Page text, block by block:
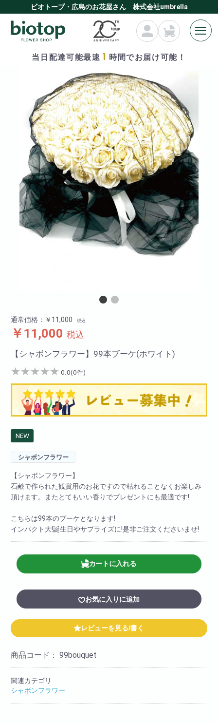
ビオトープ・広島のお花屋さん 株式会社umbrella
当日配達可能最速 1 時間でお届け可能！
通常価格：￥11,000 税込
￥11,000 税込
【シャボンフラワー】99本ブーケ(ホワイト)
★★★★★ 0.0(0件)
NEW
シャボンフラワー
【シャボンフラワー】
石鹸で作られた観賞用のお花ですので枯れることなくお楽しみ
頂けます。またとてもいい香りでプレゼントにも最適です!
こちらは99本のブーケとなります!
インパクト大!誕生日やサプライズに!是非ご注文くださいませ!
カートに入れる
お気に入りに追加
レビューを見る/書く
商品コード：99bouquet
関連カテゴリ
シャボンフラワー